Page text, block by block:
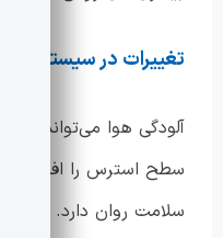
تغییرات در سیستم
آلودگی هوا می‌تواند
سطح استرس را افزایش
سلامت روان دارد.